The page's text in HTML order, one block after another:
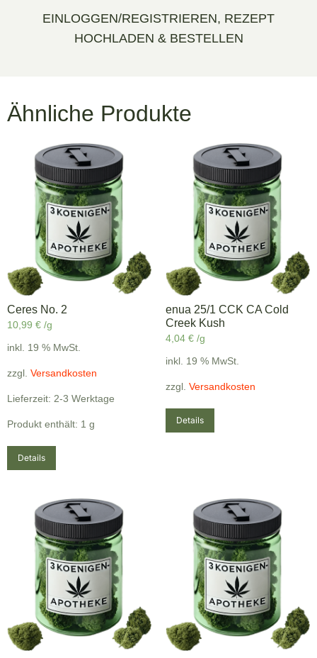
EINLOGGEN/REGISTRIEREN, REZEPT
HOCHLADEN & BESTELLEN
Ähnliche Produkte
Ceres No. 2
10,99 € /g
inkl. 19 % MwSt.
zzgl. Versandkosten
Lieferzeit: 2-3 Werktage
Produkt enthält: 1 g
Details
enua 25/1 CCK CA Cold
Creek Kush
4,04 € /g
inkl. 19 % MwSt.
zzgl. Versandkosten
Details